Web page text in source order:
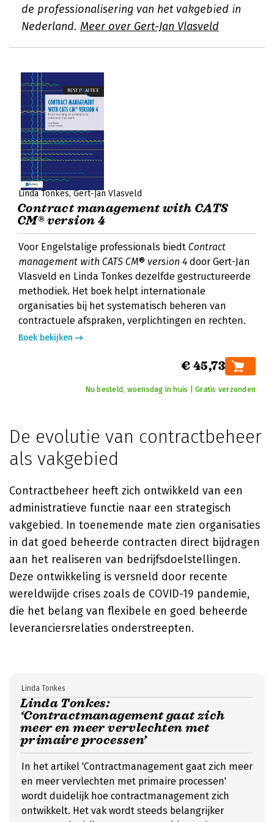
de professionalisering van het vakgebied in
Nederland. Meer over Gert-Jan Vlasveld
Linda Tonkes Gert-Jan Vlasveld
Contract management with CATS
CM® version 4
Voor Engelstalige professionals biedt Contract
management with CATS CM® version 4 door Gert-Jan
Vlasveld en Linda Tonkes dezelfde gestructureerde
methodiek. Het boek helpt internationale
organisaties bij het systematisch beheren van
contractuele afspraken, verplichtingen en rechten.
Boek bekijken
€ 45,73
Nu besteld, woensdag in huis | Gratis verzonden
De evolutie van contractbeheer
als vakgebied
Contractbeheer heeft zich ontwikkeld van een
administratieve functie naar een strategisch
vakgebied. In toenemende mate zien organisaties
in dat goed beheerde contracten direct bijdragen
aan het realiseren van bedrijfsdoelstellingen.
Deze ontwikkeling is versneld door recente
wereldwijde crises zoals de COVID-19 pandemie,
die het belang van flexibele en goed beheerde
leveranciersrelaties onderstreepten.
Linda Tonkes:
‘Contractmanagement gaat zich
meer en meer vervlechten met
primaire processen’
Linda Tonkes
In het artikel 'Contractmanagement gaat zich meer
en meer vervlechten met primaire processen'
wordt duidelijk hoe contractmanagement zich
ontwikkelt. Het vak wordt steeds belangrijker